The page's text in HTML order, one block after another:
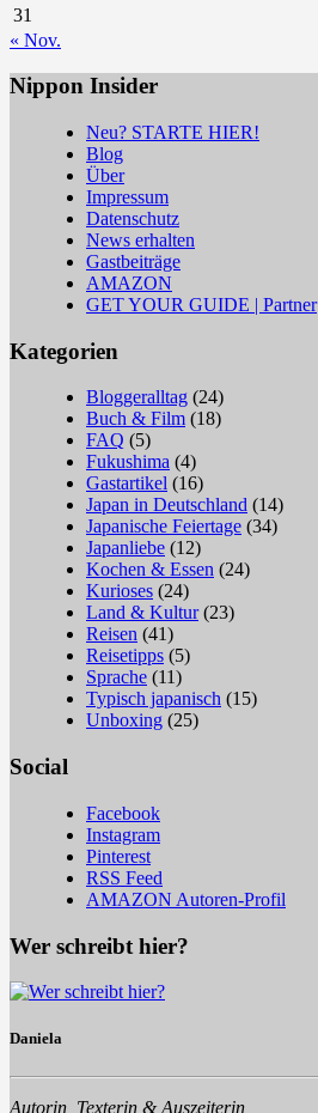
31
« Nov.
Nippon Insider
Neu? STARTE HIER!
Blog
Über
Impressum
Datenschutz
News erhalten
Gastbeiträge
AMAZON
GET YOUR GUIDE | Partner
Kategorien
Bloggeralltag (24)
Buch & Film (18)
FAQ (5)
Fukushima (4)
Gastartikel (16)
Japan in Deutschland (14)
Japanische Feiertage (34)
Japanliebe (12)
Kochen & Essen (24)
Kurioses (24)
Land & Kultur(23)
Reisen (41)
Reisetipps (5)
Sprache (11)
Typisch japanisch (15)
Unboxing (25)
Social
Facebook
Instagram
Pinterest
RSS Feed
AMAZON Autoren-Profil
Wer schreibt hier?
Daniela
Autorin, Texterin & Auszeiterin